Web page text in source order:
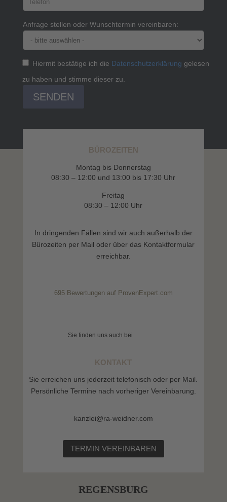
Anfrage stellen oder Wunschtermin vereinbaren:
Hiermit bestätige ich die Datenschutzerklärung gelesen
zu haben und stimme dieser zu.
SENDEN
BÜROZEITEN
Montag bis Donnerstag
08:30 – 12:00 und 13:00 bis 17:30 Uhr
Freitag
08:30 – 12:00 Uhr
In dringenden Fällen sind wir auch außerhalb der
Bürozeiten per Mail oder über das Kontaktformular
erreichbar.
695Bewertungen auf ProvenExpert.com
Sie finden uns auch bei
KONTAKT
Sie erreichen uns jederzeit telefonisch oder per Mail.
Persönliche Termine nach vorheriger Vereinbarung.
kanzlei@ra-weidner.com
TERMIN VEREINBAREN
REGENSBURG